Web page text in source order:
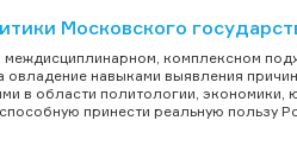
Московского
комплексном
овладение навыками выявления
в области политологии, экономики,
принести реальную пользу